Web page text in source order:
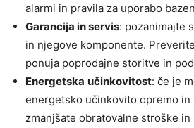
alarmi in pravila za uporabo
Garancija in servis: pozanimajte
in njegove komponente.
ponuja poprodajne storitve in
Energetska učinkovitost: če je
energetsko učinkovito opremo in
zmanjšate obratovalne stroške